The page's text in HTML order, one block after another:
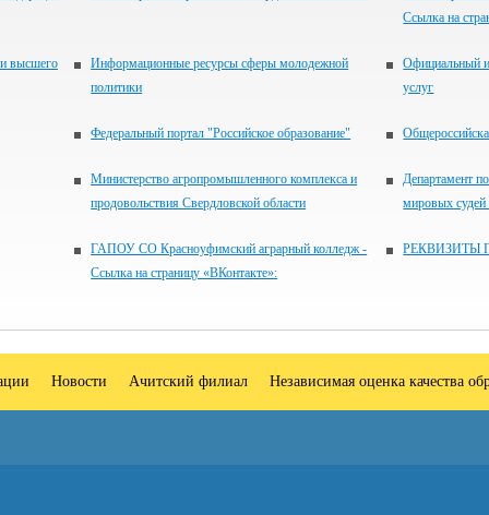
Ссылка на
высшего
Информационные ресурсы сферы молодежной
политики
Официальный
услуг
Федеральный портал "Российское образование"
Министерство агропромышленного комплекса и
продовольствия Свердловской области
Департамент
мировых судей
ГАПОУ СО Красноуфимский аграрный колледж -
Ссылка на страницу «ВКонтакте»:
РЕКВИЗИТЫ
Новости Ачитский филиал Независимая оценка качества